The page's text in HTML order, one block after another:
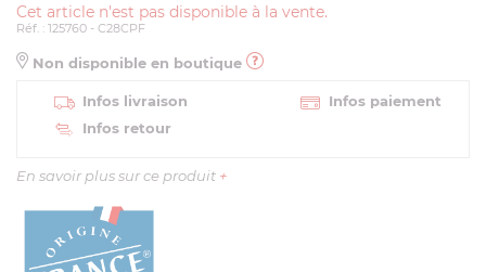
Cet article n'est pas disponible à la vente.
Réf. : 125760 - C28CPF
Non disponible en boutique
Infos livraison
Infos paiement
Infos retour
En savoir plus sur ce produit +